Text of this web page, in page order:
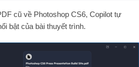
cũ về Photoshop CS6, Copilot tự
bật của bài thuyết trình.